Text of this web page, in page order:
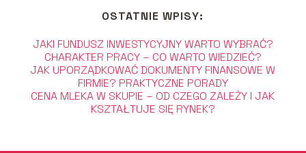
OSTATNIE WPISY:
JAKI FUNDUSZ INWESTYCYJNY WARTO WYBRAĆ?
CHARAKTER PRACY – CO WARTO WIEDZIEĆ?
JAK UPORZĄDKOWAĆ DOKUMENTY FINANSOWE W
FIRMIE? PRAKTYCZNE PORADY
CENA MLEKA W SKUPIE – OD CZEGO ZALEŻY I JAK
KSZTAŁTUJE SIĘ RYNEK?